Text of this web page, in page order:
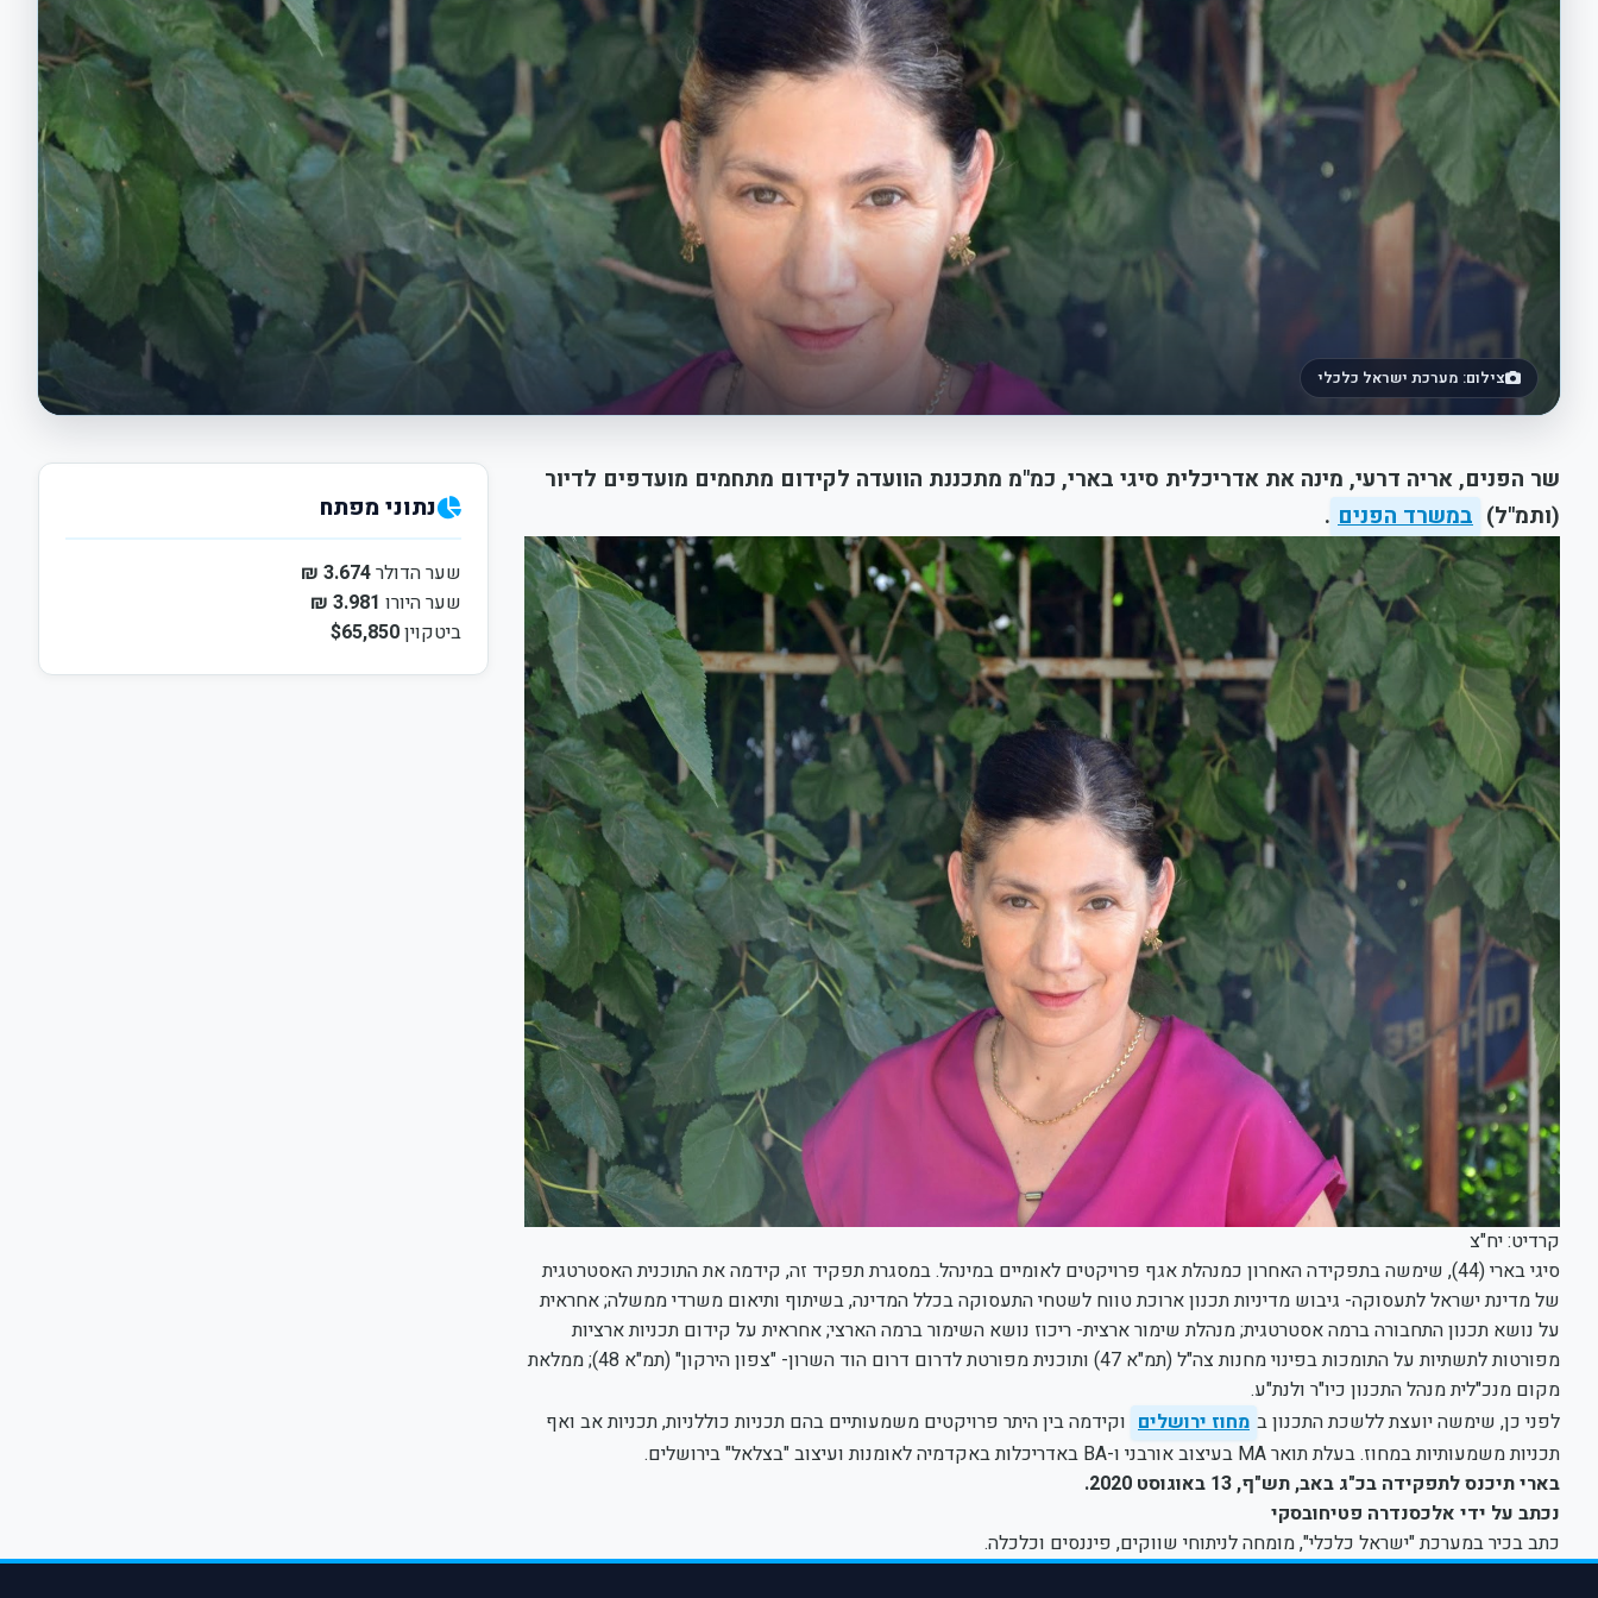
צילום: מערכת ישראל כלכלי
שר הפנים, אריה דרעי, מינה את אדריכלית סיגי בארי, כמ"מ מתכננת הוועדה לקידום מתחמים מועדפים לדיור
(ותמ"ל) במשרד הפנים .
קרדיט: יח"צ
סיגי בארי (44), שימשה בתפקידה האחרון כמנהלת אגף פרויקטים לאומיים במינהל. במסגרת תפקיד זה, קידמה את התוכנית האסטרטגית
של מדינת ישראל לתעסוקה- גיבוש מדיניות תכנון ארוכת טווח לשטחי התעסוקה בכלל המדינה, בשיתוף ותיאום משרדי ממשלה; אחראית
על נושא תכנון התחבורה ברמה אסטרטגית; מנהלת שימור ארצית- ריכוז נושא השימור ברמה הארצי; אחראית על קידום תכניות ארציות
מפורטות לתשתיות על התומכות בפינוי מחנות צה"ל (תמ"א 47) ותוכנית מפורטת לדרום דרום הוד השרון- "צפון הירקון" (תמ"א 48); ממלאת
מקום מנכ"לית מנהל התכנון כיו"ר ולנת"ע.
לפני כן, שימשה יועצת ללשכת התכנון ב מחוז ירושלים וקידמה בין היתר פרויקטים משמעותיים בהם תכניות כוללניות, תכניות אב ואף
תכניות משמעותיות במחוז. בעלת תואר MA בעיצוב אורבני ו-BA באדריכלות באקדמיה לאומנות ועיצוב "בצלאל" בירושלים.
בארי תיכנס לתפקידה בכ"ג באב, תש"ף, 13 באוגוסט 2020.
נכתב על ידי אלכסנדרה פטיחובסקי
כתב בכיר במערכת "ישראל כלכלי", מומחה לניתוחי שווקים, פיננסים וכלכלה.
נתוני מפתח
שער הדולר3.674 ₪
שער היורו 3.981 ₪
ביטקוין$65,850